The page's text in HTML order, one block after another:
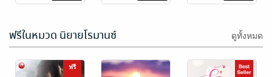
ฟรีในหมวด นิยายโรมานซ์ ดูทั้งหมด
ฟรี